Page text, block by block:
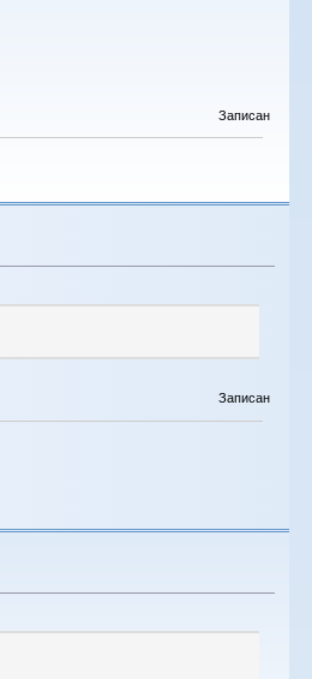
Записан
Записан